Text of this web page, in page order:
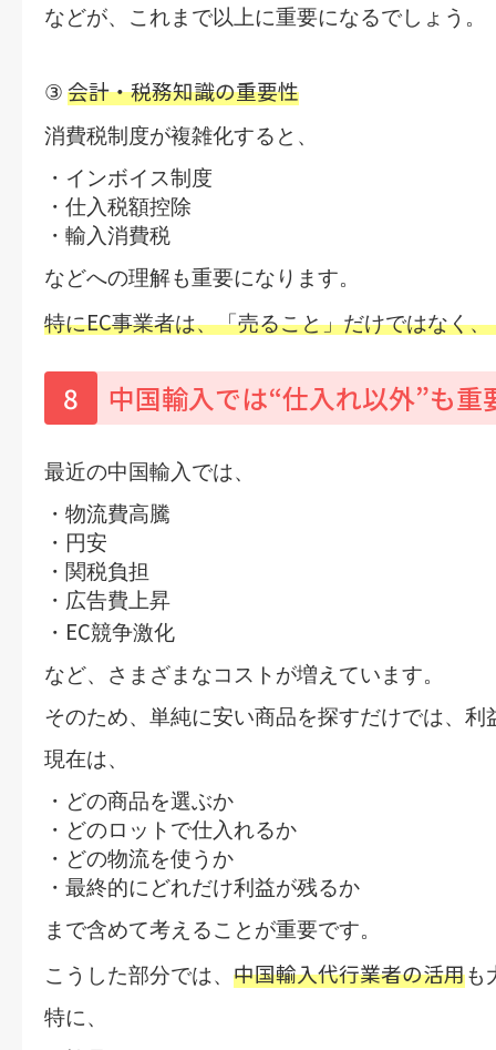
などが、これまで以上に重要になるでしょう。
③ 会計・税務知識の重要性
消費税制度が複雑化すると、
・インボイス制度
・仕入税額控除
・輸入消費税
などへの理解も重要になります。
特にEC事業者は、「売ること」だけではなく、
8 中国輸入では“仕入れ以外”も重
最近の中国輸入では、
・物流費高騰
・円安
・関税負担
・広告費上昇
・ EC競争激化
など、さまざまなコストが増えています。
そのため、 単純に安い商品を探すだけでは、利
現在は、
・どの商品を選ぶか
・どのロットで仕入れるか
・どの物流を使うか
・最終的にどれだけ利益が残るか
まで含めて考えることが重要です。
こうした部分では、 中国輸入代行業者の活用も
特に、